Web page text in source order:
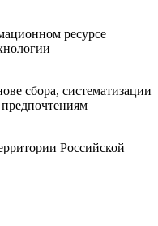
ресурсе
сбора, систематизации
Российской